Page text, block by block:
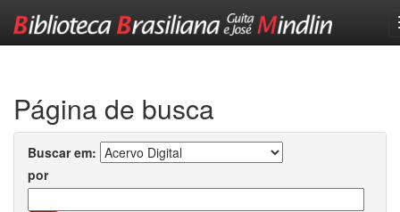
Página de busca
Buscar em:
por